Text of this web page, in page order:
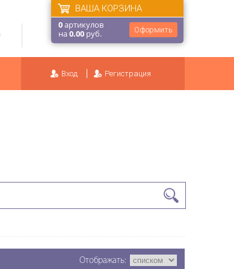
Оформить
ВАША КОРЗИНА
0артикулов
на0.00 руб.
Вход Регистрация
Отображать: